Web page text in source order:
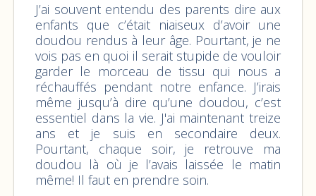
J’ai souvent entendu des parents dire aux
enfants que c’était niaiseux d’avoir une
doudou rendus à leur âge. Pourtant, je ne
vois pas en quoi il serait stupide de vouloir
garder le morceau de tissu qui nous a
réchauffés pendant notre enfance. J’irais
même jusqu’à dire qu’une doudou, c’est
essentiel dans la vie. J'ai maintenant treize
ans et je suis en secondaire deux.
Pourtant, chaque soir, je retrouve ma
doudou là où je l’avais laissée le matin
même! Il faut en prendre soin.